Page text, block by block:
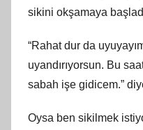
sikini okşamaya
“Rahat dur da
uyandırıyorsun. Bu
sabah işe gidicem.”
Oysa ben sikilmek